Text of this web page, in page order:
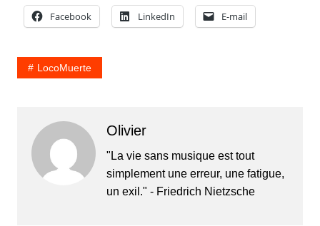
Facebook LinkedIn E-mail
LocoMuerte
Olivier
"La vie sans musique est tout
simplement une erreur, une fatigue,
un exil." - Friedrich Nietzsche